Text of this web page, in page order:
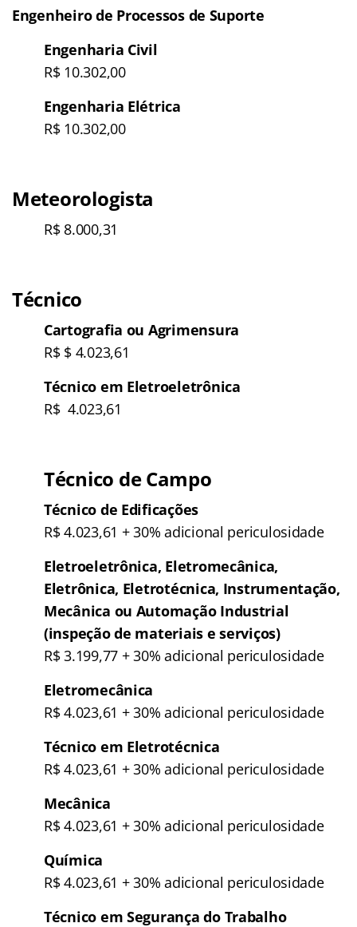
Engenheiro de Processos de Suporte
Engenharia Civil
R$ 10.302,00
Engenharia Elétrica
R$ 10.302,00
Meteorologista
R$ 8.000,31
Técnico
Cartografia ou Agrimensura
R$ $ 4.023,61
Técnico em Eletroeletrônica
R$ 4.023,61
Técnico de Campo
Técnico de Edificações
R$ 4.023,61 + 30% adicional periculosidade
Eletroeletrônica, Eletromecânica,
Eletrônica, Eletrotécnica, Instrumentação,
Mecânica ou Automação Industrial
(inspeção de materiais e serviços)
R$ 3.199,77 + 30% adicional periculosidade
Eletromecânica
R$ 4.023,61 + 30% adicional periculosidade
Técnico em Eletrotécnica
R$ 4.023,61 + 30% adicional periculosidade
Mecânica
R$ 4.023,61 + 30% adicional periculosidade
Química
R$ 4.023,61 + 30% adicional periculosidade
Técnico em Segurança do Trabalho